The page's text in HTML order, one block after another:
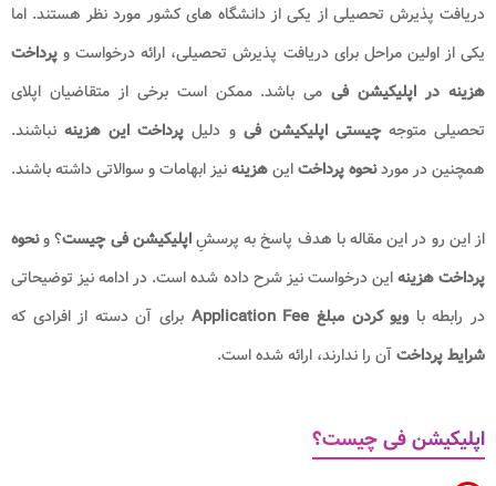
دریافت پذیرش تحصیلی از یکی از دانشگاه های کشور مورد نظر هستند. اما
یکی از اولین مراحل برای دریافت پذیرش تحصیلی، ارائه درخواست و پرداخت
هزینه در اپلیکیشن فیمی باشد. ممکن است برخی از متقاضیان اپلای
تحصیلی متوجهچیستی اپلیکیشن فی و دلیل پرداخت این هزینهنباشند.
همچنین در موردنحوه پرداختاینهزینهنیز ابهامات و سوالاتی داشته باشند.
از این رو در این مقاله با هدف پاسخ به پرسشِاپلیکیشن فی چیست؟ ونحوه
پرداخت هزینهاین درخواست نیز شرح داده شده است. در ادامه نیز توضیحاتی
در رابطه با ویو کردن مبلغ Application Fee
برای آن دسته از افرادی که
شرایط پرداختآن را ندارند، ارائه شده است.
اپلیکیشن فی چیست؟